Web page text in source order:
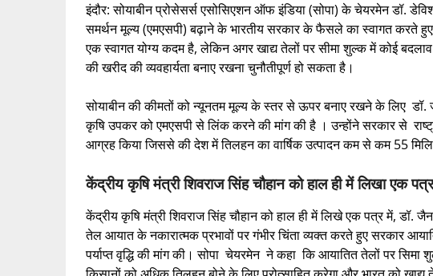
इंदौर: सोयाबीन प्रोसेसर्स एसोसिएशन ऑफ इंडिया (सोपा) के चेयरमेन डॉ.
समर्थन मूल्य (एमएसपी) बढ़ाने के भारतीय सरकार के फैसले का स्वागत करते हुए
एक स्वागत योग्य कदम है, लेकिन अगर खाद्य तेलों पर सीमा शुल्क में कोई बदलाव
की खरीद की व्यवहार्यता बनाए रखना चुनौतीपूर्ण हो सकता है।
सोयाबीन की कीमतों को न्यूनतम मूल्य के स्तर से ऊपर बनाए रखने के लिए
कृषि उपकर को एमएसपी से लिंक करने की मांग की है । उन्होंने सरकार से
आग्रह किया जिससे की देश में तिलहन का वार्षिक उत्पादन कम से कम 55
केंद्रीय कृषि मंत्री शिवराज सिंह चौहान को हाल ही में लिखा एक पत्र
केंद्रीय कृषि मंत्री शिवराज सिंह चौहान को हाल ही में लिखे एक पत्र में, डॉ.
तेल आयात के नकारात्मक प्रभावों पर गंभीर चिंता व्यक्त करते हुए सरकार
पर्याप्त वृद्धि की मांग की। सोपा चेयरमेन ने कहा कि आयातित तेलों पर सिमा